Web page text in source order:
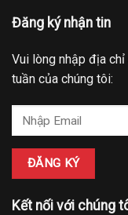
Đăng ký nhận tin
Vui lòng nhập địa
tuần của chúng tôi:
Kết nối với chúng